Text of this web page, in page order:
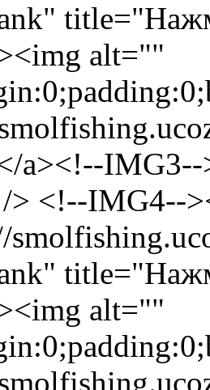
alt=""
a><!--IMG3--
/> <!--IMG4--
alt=""